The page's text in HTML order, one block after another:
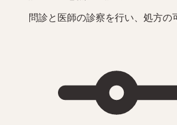
問診と医師の診察を行い、処方の